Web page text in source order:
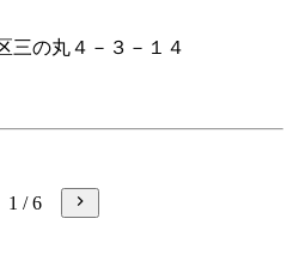
三の丸４－３－１４
1 /6